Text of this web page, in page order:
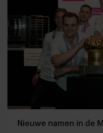
Nieuwe namen in de